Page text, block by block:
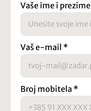
Vaše ime i prezime
Vaš e-mail *
Broj mobitela *